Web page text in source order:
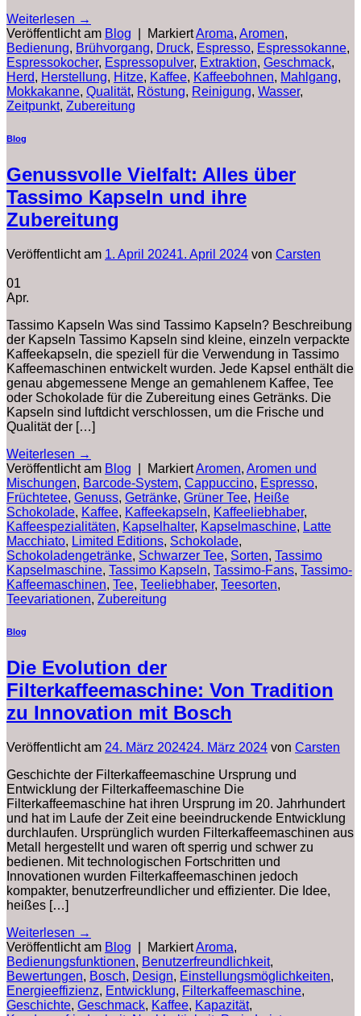
Weiterlesen →
Veröffentlicht am Blog MarkiertAroma, Aromen,
Bedienung, Brühvorgang, Druck, Espresso, Espressokanne,
Espressokocher, Espressopulver, Extraktion, Geschmack,
Herd, Herstellung, Hitze, Kaffee, Kaffeebohnen, Mahlgang,
Mokkakanne, Qualität, Röstung, Reinigung, Wasser,
Zeitpunkt, Zubereitung
Blog
Genussvolle Vielfalt: Alles über
Tassimo Kapseln und ihre
Zubereitung
Veröffentlicht am 1. April 20241. April 2024 von Carsten
01
Apr.
Tassimo Kapseln Was sind Tassimo Kapseln? Beschreibung
der Kapseln Tassimo Kapseln sind kleine, einzeln verpackte
Kaffeekapseln, die speziell für die Verwendung in Tassimo
Kaffeemaschinen entwickelt wurden. Jede Kapsel enthält die
genau abgemessene Menge an gemahlenem Kaffee, Tee
oder Schokolade für die Zubereitung eines Getränks. Die
Kapseln sind luftdicht verschlossen, um die Frische und
Qualität der […]
Weiterlesen →
Veröffentlicht am Blog MarkiertAromen, Aromen und
Mischungen, Barcode-System, Cappuccino, Espresso,
Früchtetee, Genuss, Getränke, Grüner Tee, Heiße
Schokolade, Kaffee, Kaffeekapseln, Kaffeeliebhaber,
Kaffeespezialitäten, Kapselhalter, Kapselmaschine, Latte
Macchiato, Limited Editions, Schokolade,
Schokoladengetränke, Schwarzer Tee, Sorten, Tassimo
Kapselmaschine, Tassimo Kapseln, Tassimo-Fans, Tassimo-
Kaffeemaschinen, Tee, Teeliebhaber, Teesorten,
Teevariationen, Zubereitung
Blog
Die Evolution der
Filterkaffeemaschine: Von Tradition
zu Innovation mit Bosch
Veröffentlicht am 24. März 202424. März 2024 von Carsten
Geschichte der Filterkaffeemaschine Ursprung und
Entwicklung der Filterkaffeemaschine Die
Filterkaffeemaschine hat ihren Ursprung im 20. Jahrhundert
und hat im Laufe der Zeit eine beeindruckende Entwicklung
durchlaufen. Ursprünglich wurden Filterkaffeemaschinen aus
Metall hergestellt und waren oft sperrig und schwer zu
bedienen. Mit technologischen Fortschritten und
Innovationen wurden Filterkaffeemaschinen jedoch
kompakter, benutzerfreundlicher und effizienter. Die Idee,
heißes […]
Weiterlesen →
Veröffentlicht am Blog MarkiertAroma,
Bedienungsfunktionen, Benutzerfreundlichkeit,
Bewertungen, Bosch, Design, Einstellungsmöglichkeiten,
Energieeffizienz, Entwicklung, Filterkaffeemaschine,
Geschichte, Geschmack, Kaffee, Kapazität,